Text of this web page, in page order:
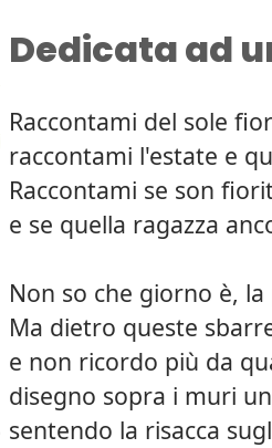
Dedicata ad
Raccontami del sole
raccontami l'estate e
Raccontami se son
e se quella ragazza
Non so che giorno è,
Ma dietro queste
e non ricordo più da
disegno sopra i muri
sentendo la risacca